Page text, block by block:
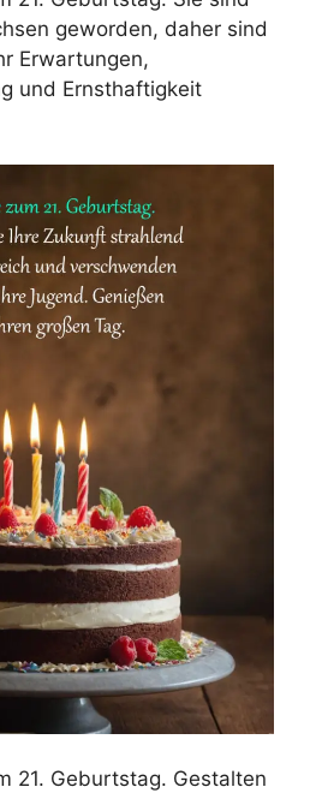
geworden, daher sind
Erwartungen,
und Ernsthaftigkeit
21. Geburtstag. Gestalten